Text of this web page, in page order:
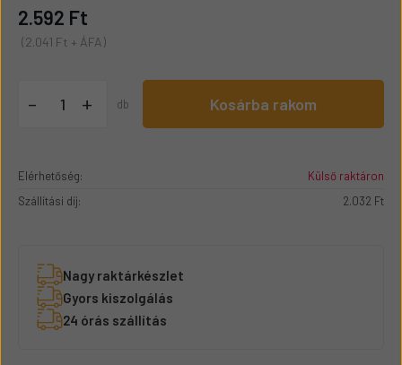
2.592 Ft
(2.041 Ft + ÁFA)
- + db Kosárba rakom
Elérhetőség:
Külső raktáron
Szállítási díj:
2.032 Ft
Nagy raktárkészlet
Gyors kiszolgálás
24 órás szállítás